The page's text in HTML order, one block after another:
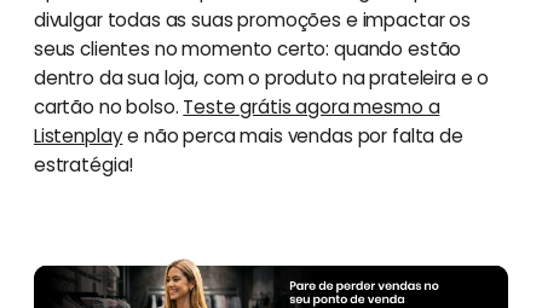
divulgar todas as suas promoções e impactar os
seus clientes no momento certo: quando estão
dentro da sua loja, com o produto na prateleira e o
cartão no bolso. Teste grátis agora mesmo a
Listenplaye não perca mais vendas por falta de
estratégia!